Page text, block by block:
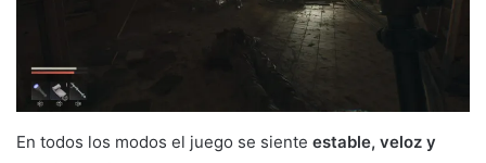
En todos los modos el juego se siente estable, veloz y